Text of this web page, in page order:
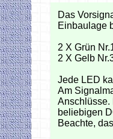
Das
Einbaulage
2 X Grün
2 X Gelb
Jede LED
Am
Anschlüsse.
beliebigen
Beachte,